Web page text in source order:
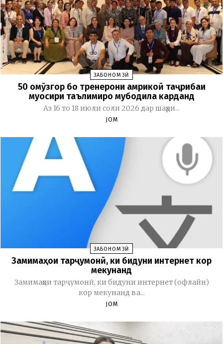
ЗАБОНОМӮЗӢ
50 омӯзгор бо тренерони амрикоӣ таҷрибаи
муосири таълимиро мубодила карданд
Аз 16 то 18 июли соли 2026 дар шаҳри...
JOM
ЗАБОНОМӮЗӢ
Замимаҳои тарҷумонӣ, ки бидуни интернет кор
мекунанд
Замимаҳои тарҷумонӣ, ки бидуни интернет (офлайн)
кор мекунанд ва...
JOM